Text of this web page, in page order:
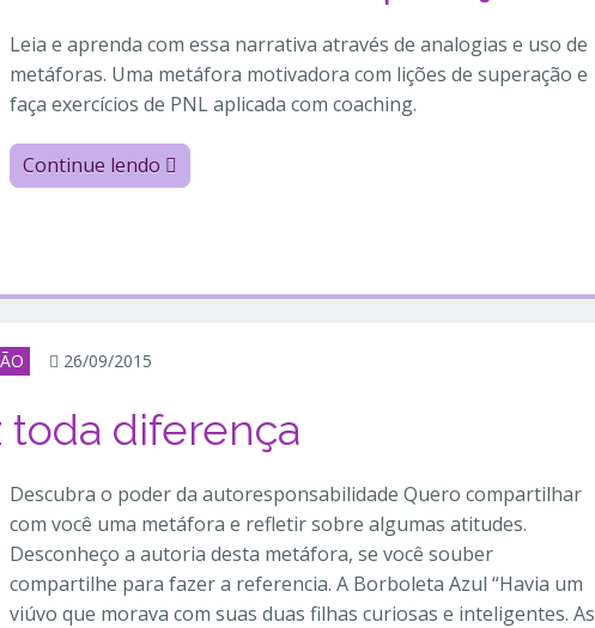
Leia e aprenda com essa narrativa através de analogias e uso de
metáforas. Uma metáfora motivadora com lições de superação e
faça exercícios de PNL aplicada com coaching.
Continue lendo
26/09/2015
toda diferença
Descubra o poder da autoresponsabilidade Quero compartilhar
com você uma metáfora e refletir sobre algumas atitudes.
Desconheço a autoria desta metáfora, se você souber
compartilhe para fazer a referencia. A Borboleta Azul “Havia um
viúvo que morava com suas duas filhas curiosas e inteligentes. As